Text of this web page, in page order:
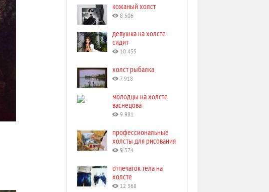
кожаный холст
8 506
девушка на холсте
сидит
10 455
холст рыбалка
7 918
молодцы на холсте
васнецова
9 981
профессиональные
холсты для рисования
9 574
отпечаток тела на
холсте
12 368